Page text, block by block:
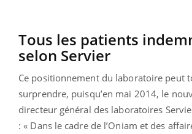
Tous les patients
selon Servier
Ce positionnement du laboratoire peut
surprendre, puisqu’en mai 2014, le
directeur général des laboratoires
: « Dans le cadre de l’Oniam et des